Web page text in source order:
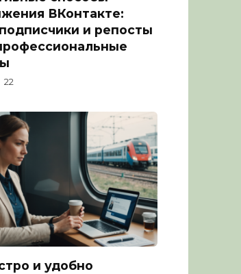
ВКонтакте:
и репосты
22
и удобно